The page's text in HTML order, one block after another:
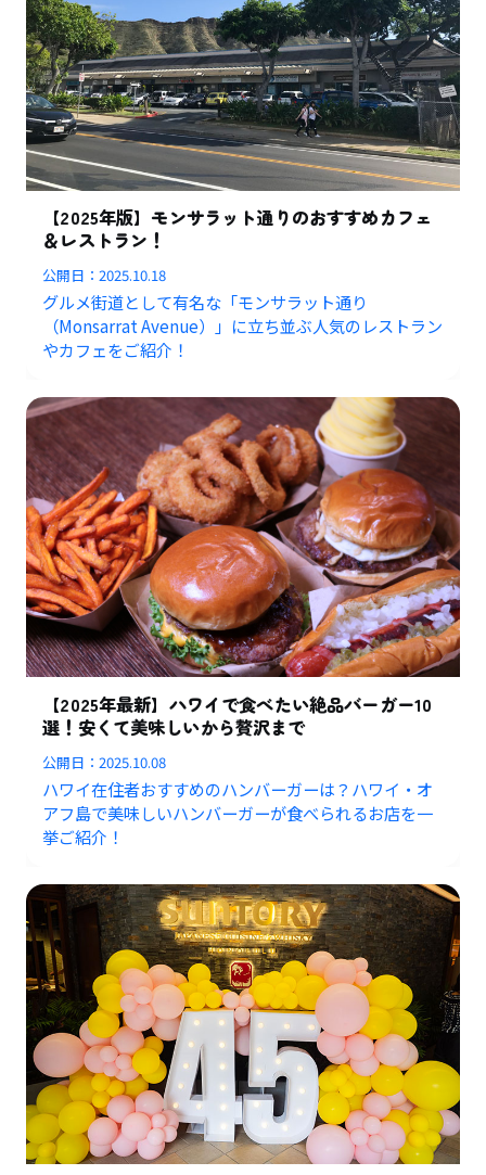
【2025年版】モンサラット通りのおすすめカフェ
＆レストラン！
公開日：2025.10.18
グルメ街道として有名な「モンサラット通り
（Monsarrat Avenue）」に立ち並ぶ人気のレストラン
やカフェをご紹介！
【2025年最新】ハワイで食べたい絶品バーガー10
選！安くて美味しいから贅沢まで
公開日：2025.10.08
ハワイ在住者おすすめのハンバーガーは？ハワイ・オ
アフ島で美味しいハンバーガーが食べられるお店を一
挙ご紹介！